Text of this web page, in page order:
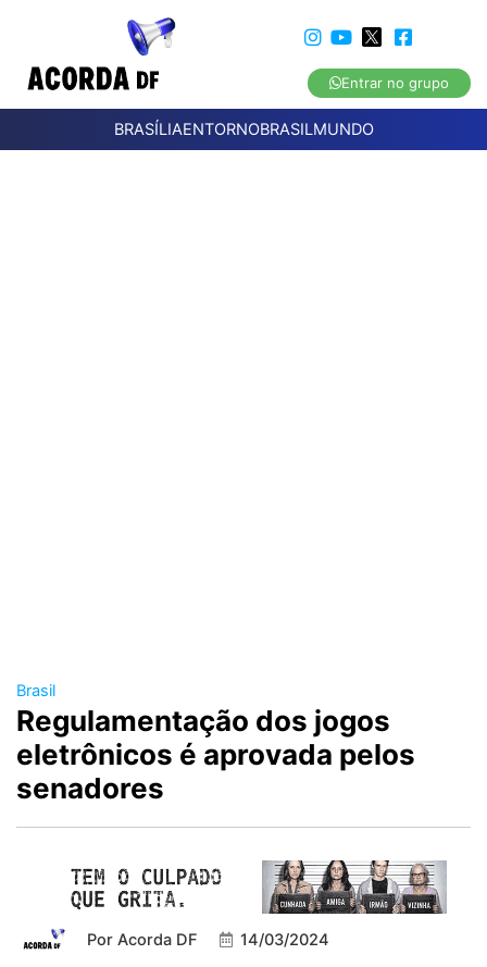
Entrar no grupo
BRASÍLIAENTORNOBRASILMUNDO
Brasil
Regulamentação dos jogos
eletrônicos é aprovada pelos
senadores
Por Acorda DF 14/03/2024